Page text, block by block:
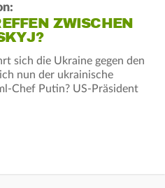
ZWISCHEN
sich die Ukraine gegen den
nun der ukrainische
Chef Putin? US-Präsident